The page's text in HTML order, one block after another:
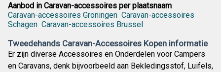
Aanbod in Caravan-accessoires per plaatsnaam
Caravan-accessoires Groningen Caravan-accessoires
Schagen Caravan-accessoires Brussel
Tweedehands Caravan-Accessoires Kopen informatie
Er zijn diverse Accessoires en Onderdelen voor Campers
en Caravans, denk bijvoorbeeld aan Bekledingsstof, Luifels,